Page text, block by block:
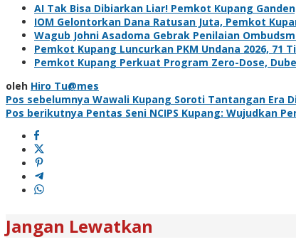
AI Tak Bisa Dibiarkan Liar! Pemkot Kupang
IOM Gelontorkan Dana Ratusan Juta, Pemkot
Wagub Johni Asadoma Gebrak Penilaian
Pemkot Kupang Luncurkan PKM Undana 2026, 71
Pemkot Kupang Perkuat Program Zero-Dose,
oleh Hiro Tu@mes
Navigasi
pos
Pos sebelumnya Wawali Kupang Soroti Tantangan Era
Pos berikutnya Pentas Seni NCIPS Kupang: Wujudkan
Jangan Lewatkan